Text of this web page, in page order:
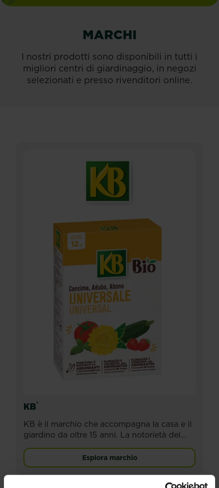
MARCHI
I nostri prodotti sono disponibili in tutti i
migliori centri di giardinaggio, in negozi
selezionati e presso rivenditori online.
KB®
KB è il marchio che accompagna la casa e il
giardino da oltre 15 anni. La notorietà del...
Esplora marchio